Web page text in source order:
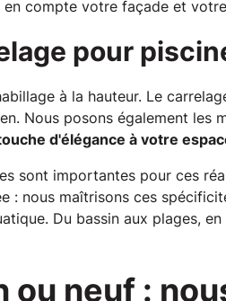
en compte votre façade et
pour
à la hauteur. Le
Nous posons également les
d'élégance à votre
sont importantes pour ces
: nous maîtrisons ces
Du bassin aux plages,
ou neuf :